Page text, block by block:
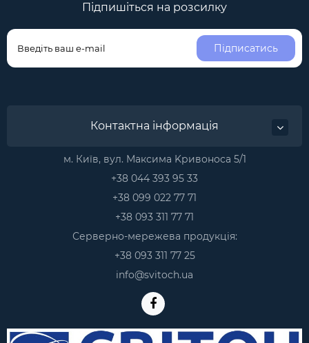
Підпишіться на розсилку
Підписатись
Контактна інформація
м. Київ, вул. Максима Kривоноса 5/1
+38 044 393 95 33
+38 099 022 77 71
+38 093 311 77 71
Серверно-мережева продукція:
+38 093 311 77 25
info@svitoch.ua